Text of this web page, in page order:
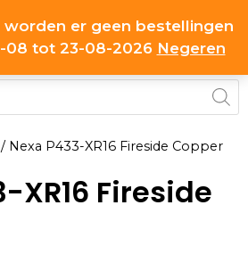
worden er geen bestellingen
08 tot 23-08-2026 Negeren
MENU
/ Nexa P433-XR16 Fireside Copper
XR16 Fireside